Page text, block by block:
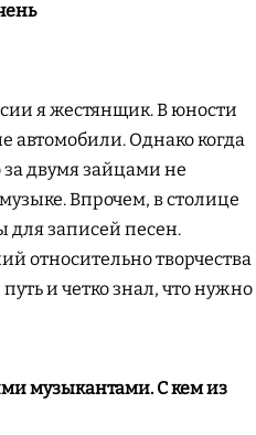
я жестянщик. В юности
автомобили. Однако когда
двумя зайцами не
Впрочем, в столице
записей песен.
относительно творчества
и четко знал, что нужно
музыкантами. С кем из